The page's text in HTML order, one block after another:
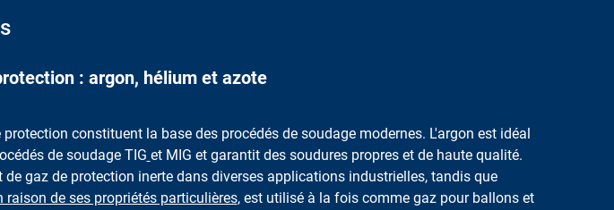
: argon, hélium et azote
protection constituent la base des procédés de soudage modernes. L'argon est idéal
de soudage TIG et MIG et garantit des soudures propres et de haute qualité.
de gaz de protection inerte dans diverses applications industrielles, tandis que
raison de ses propriétés particulières, est utilisé à la fois comme gaz pour ballons et